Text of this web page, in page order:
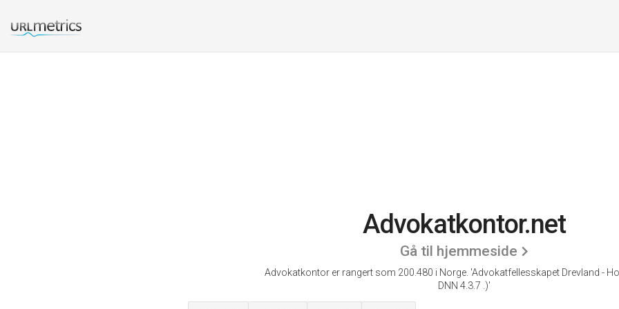
Advokatkontor.net
Gå til hjemmeside
Advokatkontor er rangert som 200.480 i Norge. 'Advokatfellesskapet Drevland -
DNN 4.3.7 .)'